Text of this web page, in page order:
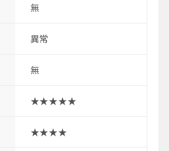
無
異常
無
★★★★★
★★★★